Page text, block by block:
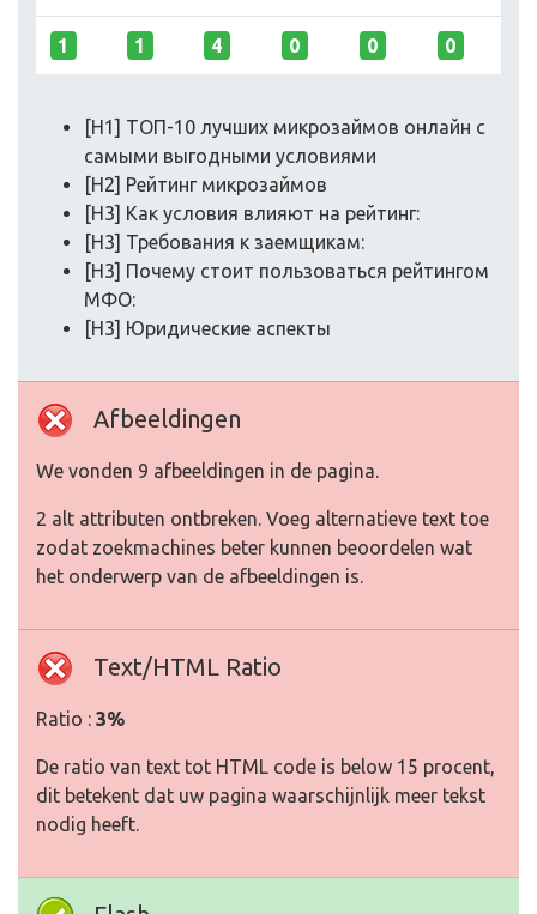
1 1 4 0 0 0
[H1] ТОП-10 лучших микрозаймов онлайн с
самыми выгодными условиями
[H2] Рейтинг микрозаймов
[H3] Как условия влияют на рейтинг:
[H3] Требования к заемщикам:
[H3] Почему стоит пользоваться рейтингом
МФО:
[H3] Юридические аспекты
Afbeeldingen
We vonden 9 afbeeldingen in de pagina.
2 alt attributen ontbreken. Voeg alternatieve text toe
zodat zoekmachines beter kunnen beoordelen wat
het onderwerp van de afbeeldingen is.
Text/HTML Ratio
Ratio : 3%
De ratio van text tot HTML code is below 15 procent,
dit betekent dat uw pagina waarschijnlijk meer tekst
nodig heeft.